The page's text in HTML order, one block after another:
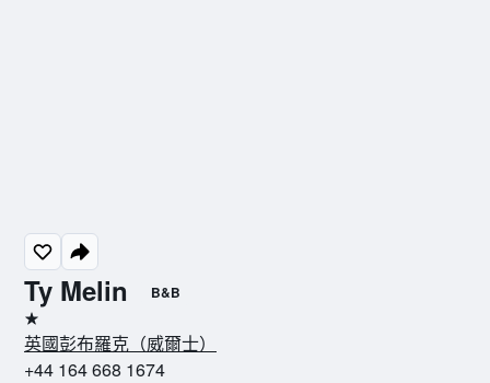
Ty Melin B&B
1星級
英國彭布羅克（威爾士）
+44 164 668 1674